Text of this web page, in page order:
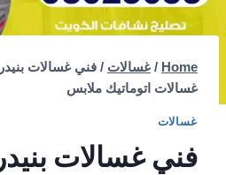
Home
/ غسالات /
غسالات اتوماتيك ملابس
غسالات
فني غسالات بنيدر